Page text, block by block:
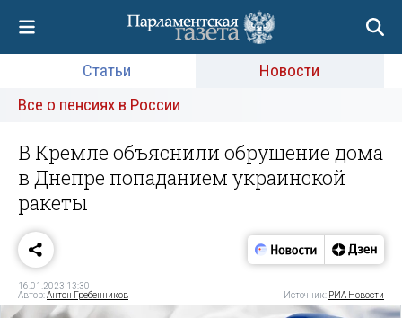
Статьи
Новости
Все о пенсиях в России
В Кремле объяснили обрушение дома
в Днепре попаданием украинской
ракеты
16.01.2023 13:30
Автор:Антон Гребенников Источник: РИА Новости